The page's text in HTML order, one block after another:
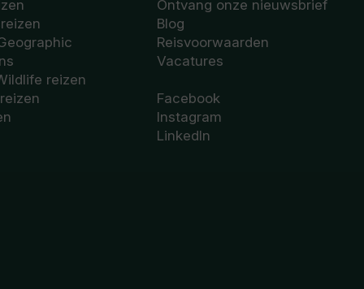
reizen
Ontvang onze nieuwsbrief
Blog
Reisvoorwaarden
Vacatures
Facebook
Instagram
LinkedIn